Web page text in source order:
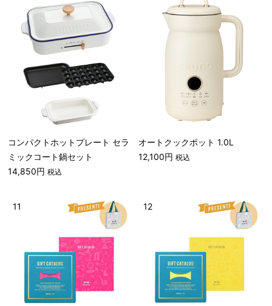
コンパクトホットプレート セラ
ミックコート鍋セット
14,850円税込
オートクックポット 1.0L
12,100円税込
11 12